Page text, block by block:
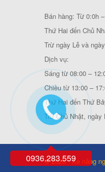
Bán hàng: Từ 0:0h
Thứ Hai đến Chủ
Trừ ngày Lễ và
Dịch vụ:
Sáng từ 08:00 –
Chiều từ 13:00 –
Thứ Hai đến Thứ
Trừ Chủ Nhật,
© 2026 - Xe nâng
0936.283.559